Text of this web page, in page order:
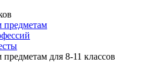
для 8-11 классов